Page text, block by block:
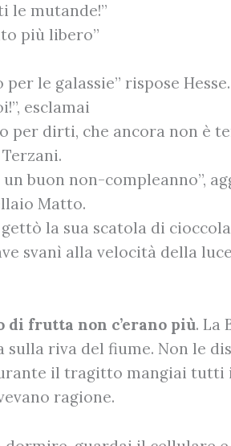
le mutande!”
più libero”
per le galassie” rispose Hesse.
esclamai
per dirti, che ancora non è
buon non-compleanno”,
Matto.
la sua scatola di
svanì alla velocità della
di frutta non c’erano più. La
sulla riva del fiume. Non le
il tragitto mangiai tutti
ragione.